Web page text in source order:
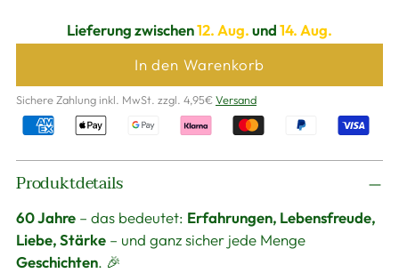
Lieferung zwischen12. Aug.und14. Aug.
In den Warenkorb
Sichere Zahlung inkl. MwSt. zzgl. 4,95€Versand
Produkt
in
Warenkorb
legen
Produktdetails
60 Jahre – das bedeutet: Erfahrungen, Lebensfreude,
Liebe, Stärke – und ganz sicher jede Menge
Geschichten. 🎉